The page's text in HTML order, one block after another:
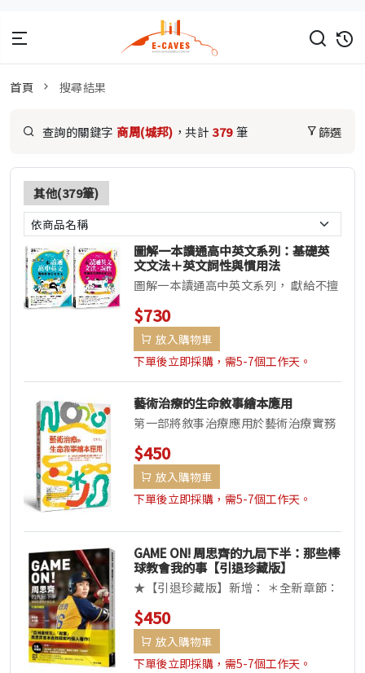
首頁 搜尋結果
查詢的關鍵字 商周(城邦) ，共計 379筆 篩選
其他(379筆)
圖解一本讀通高中英文系列：基礎英
文文法＋英文詞性與慣用法
圖解一本讀通高中英文系列， 獻給不擅
長複雜文法、詞性的人， 無痛救回你的
英文！ 《一本讀通高中英文...
$730
放入購物車
下單後立即採購，需5-7個工作天。
藝術治療的生命敘事繪本應用
第一部將敘事治療應用於藝術治療實務
中的本土著作應用藝術治療治療理念，
以自由表達方式創作生命敘事繪本，...
$450
放入購物車
下單後立即採購，需5-7個工作天。
GAME ON! 周思齊的九局下半：那些棒
球教會我的事【引退珍藏版】
★【引退珍藏版】新增： ＊全新章節：
為了台灣棒球，繼續全力奮戰、不留遺
憾 ＊附錄：球場周邊的珍貴記憶...
$450
放入購物車
下單後立即採購，需5-7個工作天。